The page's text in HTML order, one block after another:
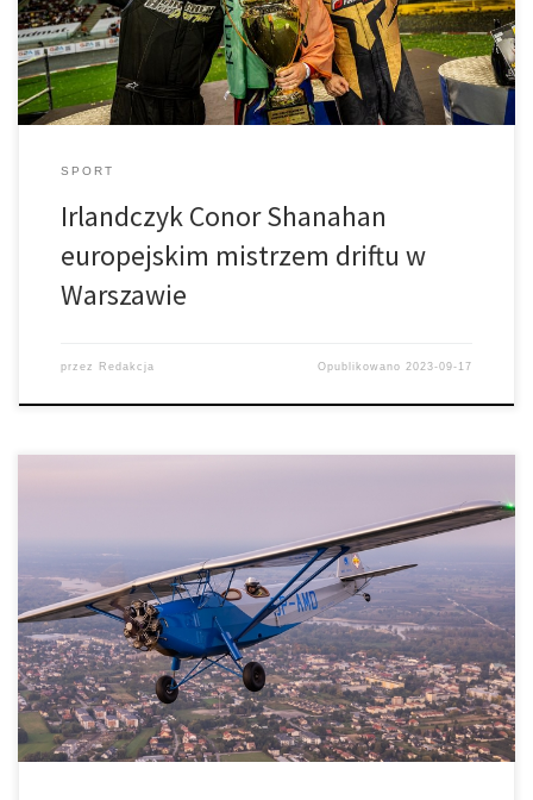
SPORT
Irlandczyk Conor Shanahan
europejskim mistrzem driftu w
Warszawie
przez Redakcja Opublikowano2023-09-17
Na imprezie zawita prawie 100 wystawców z branży lotniczej,
kosmicznej, dronowej oraz inżynierskiej